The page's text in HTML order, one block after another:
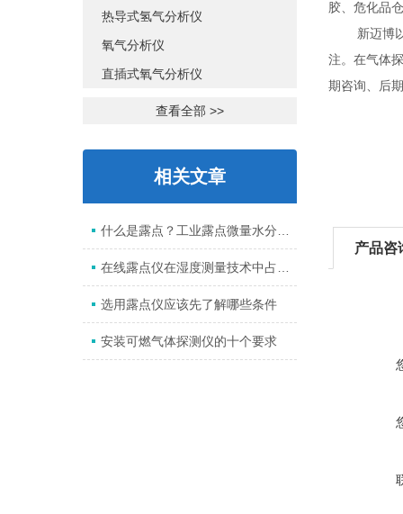
热导式氢气分析仪
氧气分析仪
直插式氧气分析仪
查看全部 >>
相关文章
选用露点仪应该先了解哪些条件
安装可燃气体探测仪的十个要求
胶、危化品
新迈博以
注。在气体
期咨询、后
产品咨